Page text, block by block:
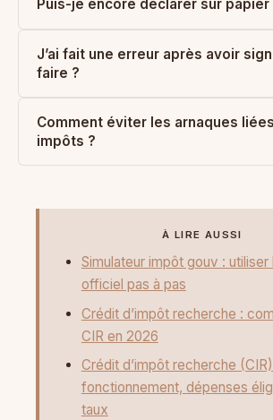
Puis-je encore déclarer sur papier
J’ai fait une erreur après avoir
faire ?
Comment éviter les arnaques
impôts ?
À LIRE AUSSI
Simulateur impôt gouv : utiliser
officiel pas à pas
Crédit d’impôt recherche :
CIR en 2026
Crédit d’impôt recherche
fonctionnement, dépenses
taux